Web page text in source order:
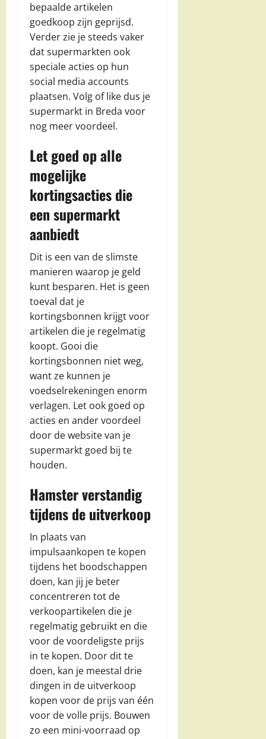
bepaalde artikelen
goedkoop zijn geprijsd.
Verder zie je steeds vaker
dat supermarkten ook
speciale acties op hun
social media accounts
plaatsen. Volg of like dus je
supermarkt in Breda voor
nog meer voordeel.
Let goed op alle
mogelijke
kortingsacties die
een supermarkt
aanbiedt
Dit is een van de slimste
manieren waarop je geld
kunt besparen. Het is geen
toeval dat je
kortingsbonnen krijgt voor
artikelen die je regelmatig
koopt. Gooi die
kortingsbonnen niet weg,
want ze kunnen je
voedselrekeningen enorm
verlagen. Let ook goed op
acties en ander voordeel
door de website van je
supermarkt goed bij te
houden.
Hamster verstandig
tijdens de uitverkoop
In plaats van
impulsaankopen te kopen
tijdens het boodschappen
doen, kan jij je beter
concentreren tot de
verkoopartikelen die je
regelmatig gebruikt en die
voor de voordeligste prijs
in te kopen. Door dit te
doen, kan je meestal drie
dingen in de uitverkoop
kopen voor de prijs van één
voor de volle prijs. Bouwen
zo een mini-voorraad op